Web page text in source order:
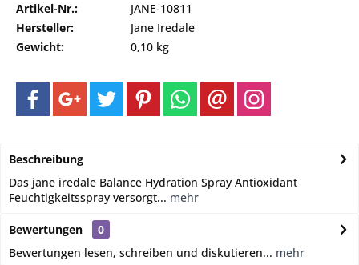
Artikel-Nr.:
JANE-10811
Hersteller:
Jane Iredale
Gewicht:
0,10 kg
Beschreibung
Das jane iredale Balance Hydration Spray Antioxidant
Feuchtigkeitsspray versorgt... mehr
Bewertungen
0
Bewertungen lesen, schreiben und diskutieren... mehr